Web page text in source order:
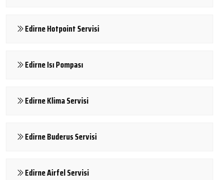
Edirne Hotpoint Servisi
Edirne Isı Pompası
Edirne Klima Servisi
Edirne Buderus Servisi
Edirne Airfel Servisi